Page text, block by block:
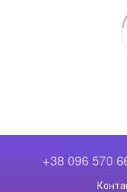
+38 096 570